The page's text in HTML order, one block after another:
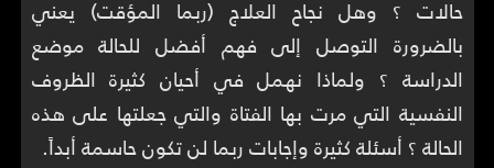
حالات ؟ وهل نجاح العلاج (ربما المؤقت) يعني
بالضرورة التوصل إلى فهم أفضل للحالة موضع
الدراسة ؟ ولماذا نهمل في أحيان كثيرة الظروف
النفسية التي مرت بها الفتاة والتي جعلتها على هذه
الحالة ؟ أسئلة كثيرة وإجابات ربما لن تكون حاسمة أبداً.